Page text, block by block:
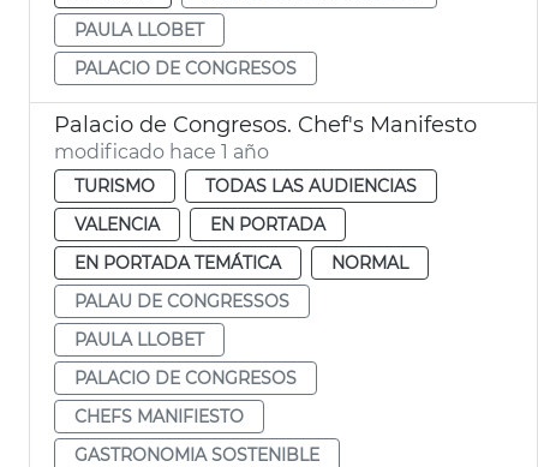
PAULA LLOBET
PALACIO DE CONGRESOS
Palacio de Congresos. Chef's Manifesto
modificado hace 1 año
TURISMO
TODAS LAS AUDIENCIAS
VALENCIA
EN PORTADA
EN PORTADA TEMÁTICA
NORMAL
PALAU DE CONGRESSOS
PAULA LLOBET
PALACIO DE CONGRESOS
CHEFS MANIFIESTO
GASTRONOMIA SOSTENIBLE